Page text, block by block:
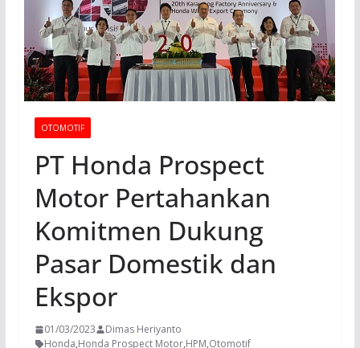
OTOMOTIF
PT Honda Prospect
Motor Pertahankan
Komitmen Dukung
Pasar Domestik dan
Ekspor
01/03/2023
Dimas Heriyanto
Honda,Honda Prospect Motor,HPM,Otomotif